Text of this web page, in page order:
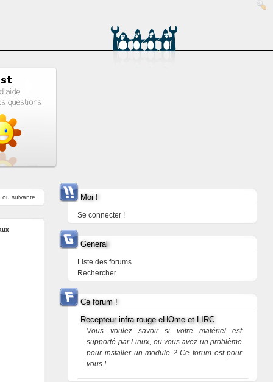
ou suivante Moi !
Se connecter !
General
Liste des forums
Rechercher
Ce forum !
Recepteur infra rouge eHOme et LIRC
Vous voulez savoir si votre matériel est
supporté par Linux, ou vous avez un problème
pour installer un module ? Ce forum est pour
vous !